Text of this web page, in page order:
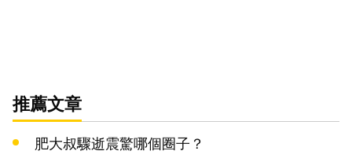
推薦文章
肥大叔驟逝震驚哪個圈子？